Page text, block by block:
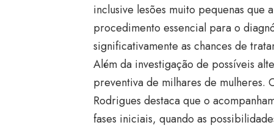
inclusive lesões muito pequenas que
procedimento essencial para o
significativamente as chances de
Além da investigação de possíveis
preventiva de milhares de mulheres.
Rodrigues destaca que o
fases iniciais, quando as